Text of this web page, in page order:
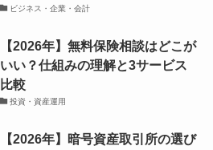
ビジネス・企業・会計
【2026年】無料保険相談はどこが
いい？仕組みの理解と3サービス
比較
投資・資産運用
【2026年】暗号資産取引所の選び